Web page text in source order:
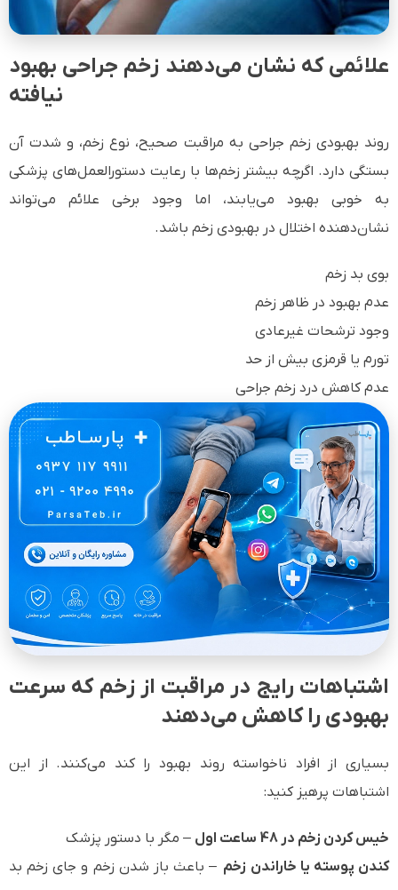
علائمی که نشان می‌دهند زخم جراحی بهبود
نیافته
روند بهبودی زخم جراحی به مراقبت صحیح، نوع زخم، و شدت آن
بستگی دارد. اگرچه بیشتر زخم‌ها با رعایت دستورالعمل‌های پزشکی
به خوبی بهبود می‌یابند، اما وجود برخی علائم می‌تواند
نشان‌دهنده اختلال در بهبودی زخم باشد.
بوی بد زخم
عدم بهبود در ظاهر زخم
وجود ترشحات غیرعادی
تورم یا قرمزی بیش از حد
عدم کاهش درد زخم جراحی
اشتباهات رایج در مراقبت از زخم که سرعت
بهبودی را کاهش می‌دهند
بسیاری از افراد ناخواسته روند بهبود را کند می‌کنند. از این
اشتباهات پرهیز کنید:
خیس کردن زخم در 48 ساعت اول
– مگر با دستور پزشک
کندن پوسته یا خاراندن زخم – باعث باز شدن زخم و جای زخم بد